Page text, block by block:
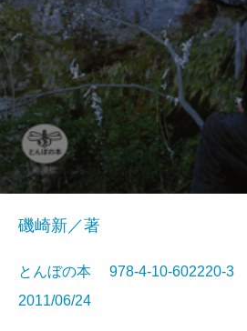
磯崎新／著
とんぼの本 978-4-10-602220-
2011/06/24